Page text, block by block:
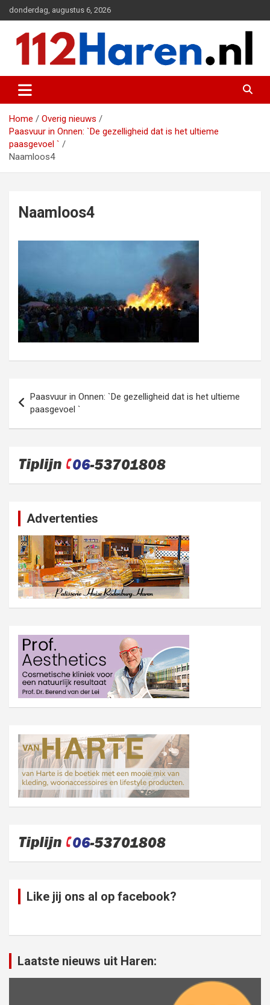
naar
inhoud
donderdag, augustus 6, 2026
112 Haren.nl
Home
Overig nieuws
Paasvuur in Onnen: `De gezelligheid dat is het ultieme
paasgevoel `
Naamloos4
Naamloos4
navigatie
Paasvuur in Onnen: `De gezelligheid dat is het ultieme
paasgevoel `
Advertenties
Like jij ons al op facebook?
Laatste nieuws uit Haren: